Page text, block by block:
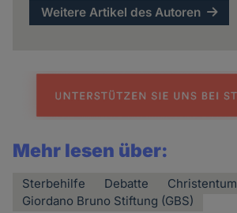
Weitere Artikel des Autoren
Mehr lesen über:
Sterbehilfe Debatte Christentum
Giordano Bruno Stiftung (GBS)